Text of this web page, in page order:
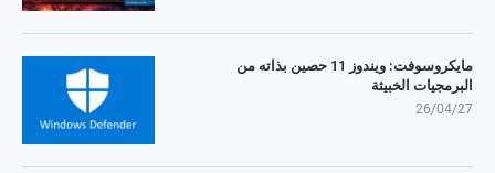
مايكروسوفت: ويندوز 11 حصين بذاته من
البرمجيات الخبيثة
26/04/27